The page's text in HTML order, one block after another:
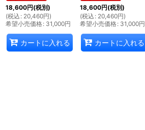
18,600円(税別)
(税込 : 20,460円)
希望小売価格: 31,000円
カートに入れる
18,600円(税別)
(税込 : 20,460円)
希望小売価格: 31,000円
カートに入れる